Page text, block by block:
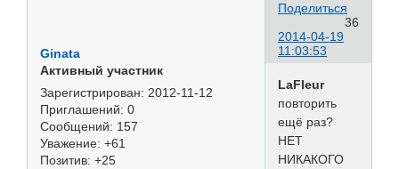
Поделиться
36
2014-04-19
11:03:53
Ginata
Активный участник
Зарегистрирован: 2012-11-12
Приглашений: 0
Сообщений: 157
Уважение: +61
Позитив: +25
LaFleur
повторить
ещё раз?
НЕТ
НИКАКОГО